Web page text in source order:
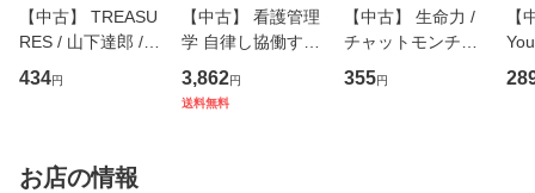
【中古】 TREASU
RES / 山下達郎 /
イーストウエス
ト・ジャパン [CD]
434円
【中古】 看護管理
学 自律し協働する
専門職の看護マネ
ジメントスキル 改
3,862円
送料無料
【中古】 生命力 /
チャットモンチー /
キューンレコード
[CD]【メール便送
355円
【
のが
お店の情報